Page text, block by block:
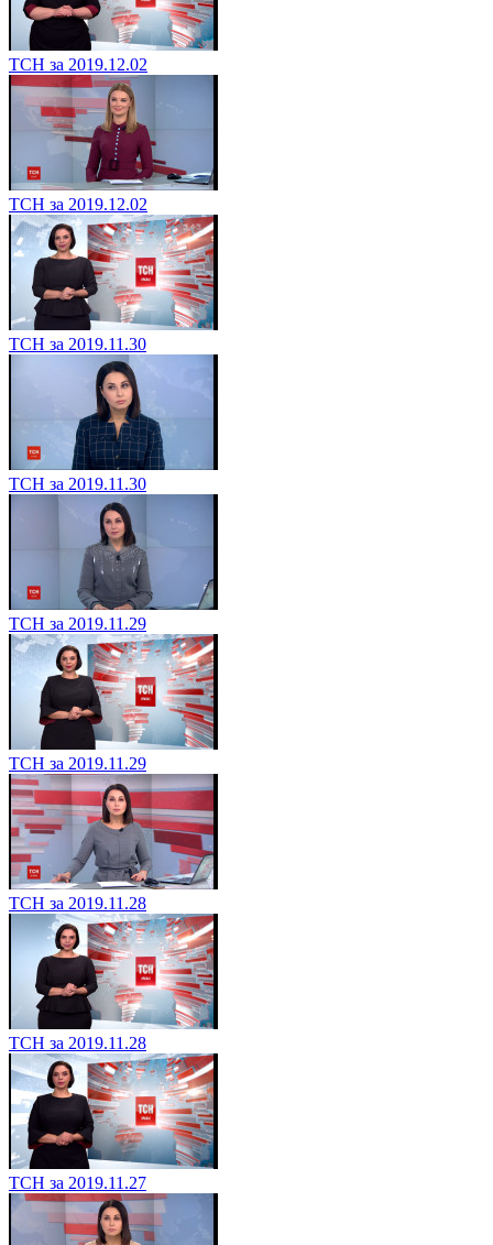
ТСН за 2019.12.02
ТСН за 2019.12.02
ТСН за 2019.11.30
ТСН за 2019.11.30
ТСН за 2019.11.29
ТСН за 2019.11.29
ТСН за 2019.11.28
ТСН за 2019.11.28
ТСН за 2019.11.27